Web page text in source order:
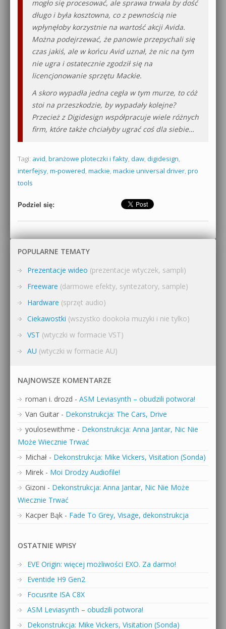
mogło się procesować, ale sprawa trwała by dość
długo i była kosztowna, co z pewnością nie
wpłynęłoby korzystnie na wartość akcji Avida.
Można podejrzewać, że panowie przepychali się
czas jakiś, ale w końcu Avid uznał, że nic na tym
nie ugra i ostatecznie zgodził się na
licencjonowanie sprzętu Mackie.
A skoro wypadła jedna cegła w tym murze, to cóż
stoi na przeszkodzie, by wypadały kolejne?
Przecież z Digidesign współpracuje wiele różnych
firm, które także chciałyby ugrać coś dla siebie…
Tagi: avid, branżowe ploteczki i fakty, daw, digidesign,
interfejsy, m-powered, mackie, mackie universal driver, pro
tools
Podziel się:
POPULARNE TEMATY
Prezentacje wideo (prezentacje wtyczek, sampli)
Freeware (darmowe efekty, syntezatory, sample)
Hardware (sprzęt audio)
Ciekawostki (wszystko dookoła muzyki i nie tylko)
VST (wtyczki w formacie VST)
AU (wtyczki w formacie AU)
NAJNOWSZE KOMENTARZE
roman i. drozd - ASM Leviasynth – obudzili potwora!
Van Guitar - Dekonstrukcja: The Cars, Drive
youlosewithme - Dekonstrukcja: Anna Jantar, Nic Nie
Może Wiecznie Trwać
Michał - Dekonstrukcja: Mike Vickers, Visitation (Sonda)
Mirek - Moi Drodzy Audiofile!
Gizoni - Dekonstrukcja: Anna Jantar, Nic Nie Może
Wiecznie Trwać
Kacper Bąk - Fade To Grey, Visage, dekonstrukcja
OSTATNIE WPISY
EVE Origin: więcej możliwości EXO. Za darmo!
Eventide H9 Gen2
Focusrite ISA C8X
ASM Leviasynth – obudzili potwora!
Dekonstrukcja: Mike Vickers, Visitation (Sonda)